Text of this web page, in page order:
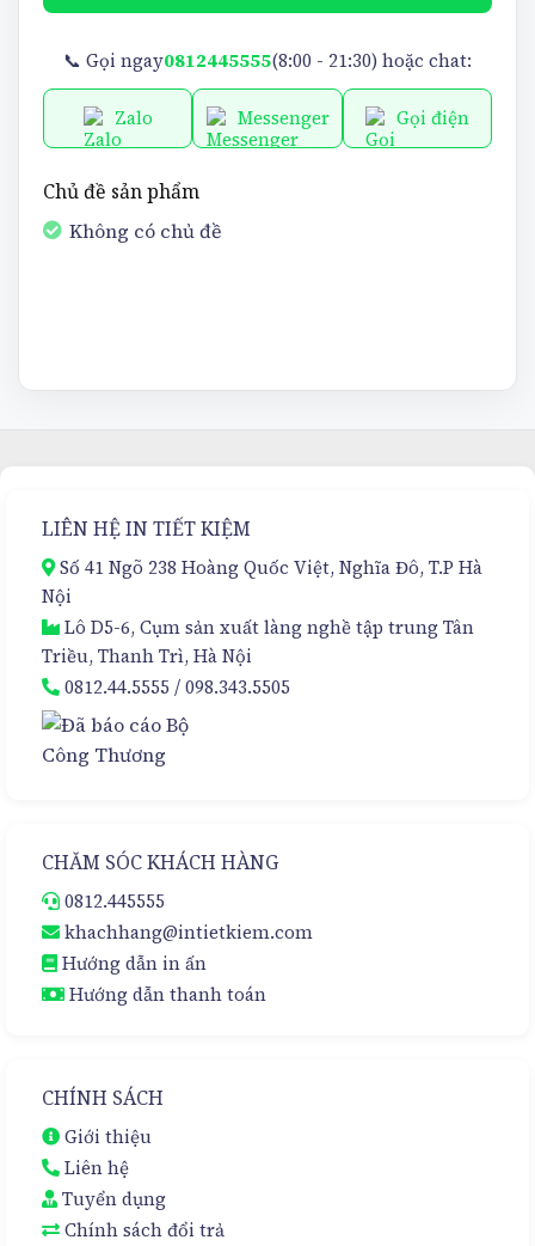
📞 Gọi ngay0812445555(8:00 - 21:30) hoặc chat:
Zalo Messenger Gọi điện
Chủ đề sản phẩm
Không có chủ đề
LIÊN HỆ IN TIẾT KIỆM
Số 41 Ngõ 238 Hoàng Quốc Việt, Nghĩa Đô, T.P Hà
Nội
Lô D5-6, Cụm sản xuất làng nghề tập trung Tân
Triều, Thanh Trì, Hà Nội
0812.44.5555 /098.343.5505
CHĂM SÓC KHÁCH HÀNG
0812.445555
khachhang@intietkiem.com
Hướng dẫn in ấn
Hướng dẫn thanh toán
CHÍNH SÁCH
Giới thiệu
Liên hệ
Tuyển dụng
Chính sách đổi trả